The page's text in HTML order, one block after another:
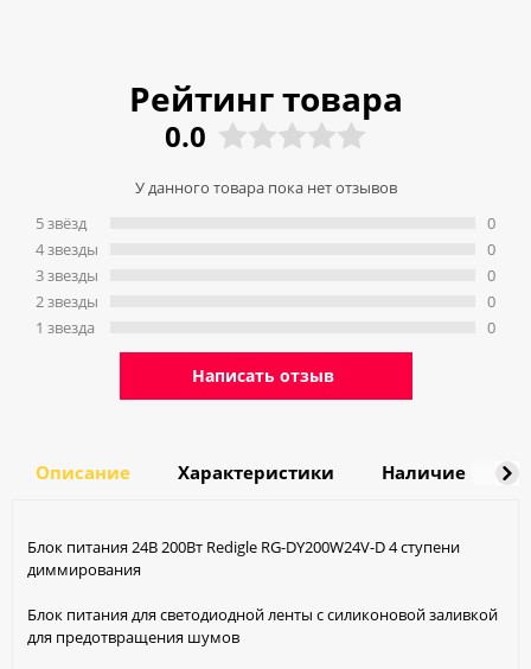
Рейтинг товара
0.0
У данного товара пока нет отзывов
5 звёзд
4 звeзды
3 звeзды
2 звeзды
1 звeзда
0
0
0
0
0
Написать отзыв
Описание Характеристики Наличие
Блок питания 24В 200Вт Redigle RG-DY200W24V-D 4 ступени
диммирования
Блок питания для светодиодной ленты с силиконовой заливкой
для предотвращения шумов